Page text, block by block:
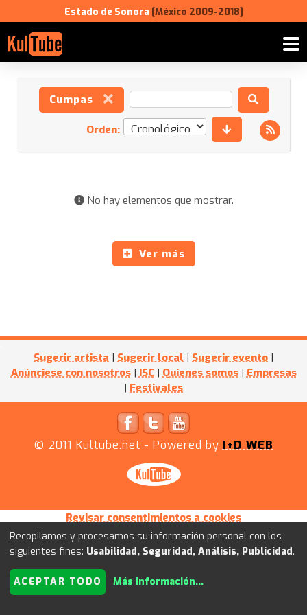
Estado de Sonora [México 2009-2018]
Cumpas
Orden:
No hay elementos que mostrar.
Ver más
Sugerir artista | Sugerir local | Sugerir evento |
Anúnciese con nosotros | ISC | Quienes somos | Empresas
| Festivales
© 2011 Kultube.net - Powered by I+D WEB
Revisar consentimientos a cookies
Recopilamos y procesamos su información personal con los
siguientes fines: Usabilidad, Seguridad, Análisis, Publicidad.
ACEPTAR TODO Más información...